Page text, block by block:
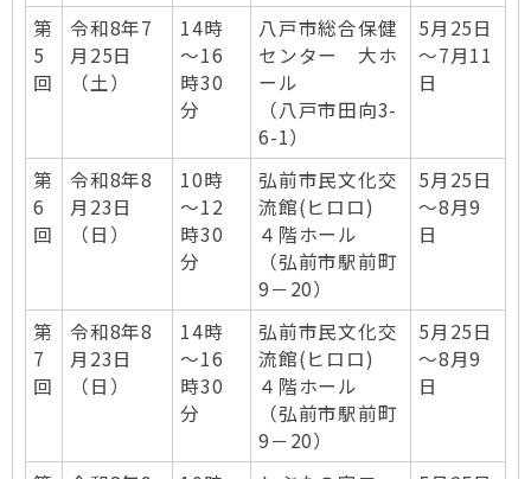
第
5
回
令和8年7
月25日
（土）
14時
～16
時30
分
八戸市総合保健
センター 大ホ
ール
​（八戸市田向3-
6-1）
5月25日
～7月11
日
第
6
回
令和8年8
月23日
（日）
10時
～12
時30
分
弘前市民文化交
流館(ヒロロ)
４階ホール
​（弘前市駅前町
9－20）
5月25日
～8月9
日
第
7
回
令和8年8
月23日
（日）
14時
～16
時30
分
弘前市民文化交
流館(ヒロロ)
４階ホール
​（弘前市駅前町
9－20）
5月25日
～8月9
日